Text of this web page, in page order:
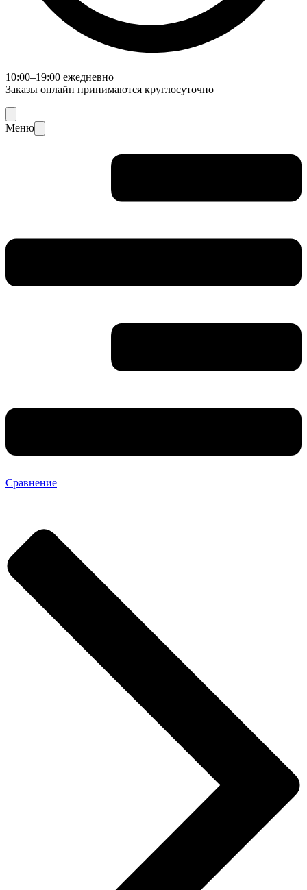
10:00–19:00 ежедневно
Заказы онлайн принимаются круглосуточно
Меню
Сравнение